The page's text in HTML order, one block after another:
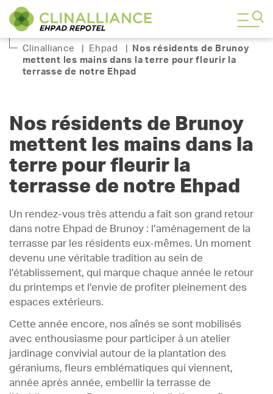
Clinalliance Ehpad
Nos résidents de Brunoy
mettent les mains dans la terre pour fleurir la
terrasse de notre Ehpad
Nos résidents de Brunoy
mettent les mains dans la
terre pour fleurir la
terrasse de notre Ehpad
Un rendez-vous très attendu a fait son grand retour
dans notre Ehpad de Brunoy : l’aménagement de la
terrasse par les résidents eux-mêmes. Un moment
devenu une véritable tradition au sein de
l’établissement, qui marque chaque année le retour
du printemps et l’envie de profiter pleinement des
espaces extérieurs.
Cette année encore, nos aînés se sont mobilisés
avec enthousiasme pour participer à un atelier
jardinage convivial autour de la plantation des
géraniums, fleurs emblématiques qui viennent,
année après année, embellir la terrasse de